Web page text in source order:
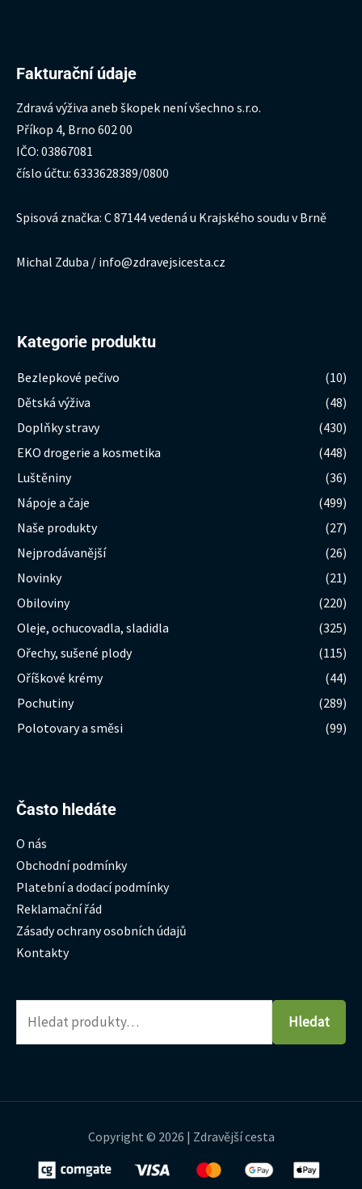
Fakturační údaje
Zdravá výživa aneb škopek není všechno s.r.o.
Příkop 4, Brno 602 00
IČO: 03867081
číslo účtu: 6333628389/0800
Spisová značka: C 87144 vedená u Krajského soudu v Brně
Michal Zduba / info@zdravejsicesta.cz
Kategorie produktu
Bezlepkové pečivo
(10)
Dětská výživa
(48)
Doplňky stravy
(430)
EKO drogerie a kosmetika
(448)
Luštěniny
(36)
Nápoje a čaje
(499)
Naše produkty
(27)
Nejprodávanější
(26)
Novinky
(21)
Obiloviny
(220)
Oleje, ochucovadla, sladidla
(325)
Ořechy, sušené plody
(115)
Oříškové krémy
(44)
Pochutiny
(289)
Polotovary a směsi
(99)
Často hledáte
O nás
Obchodní podmínky
Platební a dodací podmínky
Reklamační řád
Zásady ochrany osobních údajů
Kontakty
Hledat:
Hledat
Copyright © 2026 | Zdravější cesta